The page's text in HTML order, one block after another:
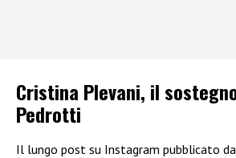
Cristina Plevani, il
Pedrotti
Il lungo post su Instagram pubblicato